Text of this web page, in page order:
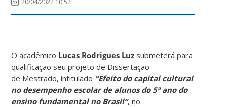
O acadêmico Lucas Rodrigues Luz submeterá para
qualificação seu projeto de Dissertação
de Mestrado, intitulado “Efeito do capital cultural
no desempenho escolar de alunos do 5º ano do
ensino fundamental no Brasil“, no